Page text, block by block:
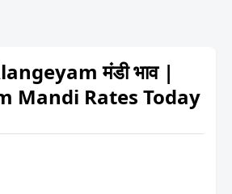
मंडी भाव |
Mandi Rates Today